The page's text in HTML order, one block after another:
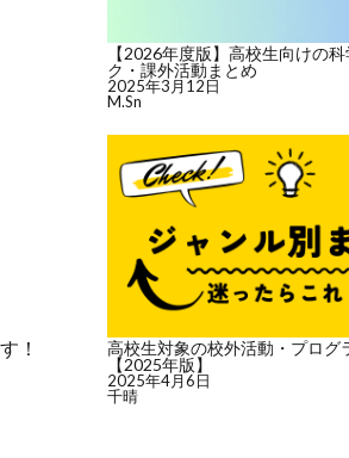
！
【2026年度版】高校生向けの
ク・課外活動まとめ
2025年3月12日
M.Sn
高校生対象の校外活動・プログ
【2025年版】
2025年4月6日
千晴